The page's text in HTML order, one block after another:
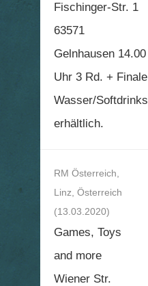
Fischinger-Str. 1
63571
Gelnhausen 14.00
Uhr 3 Rd. + Finale
Wasser/Softdrinks
erhältlich.
RM Österreich,
Linz, Österreich
(13.03.2020)
Games, Toys
and more
Wiener Str.